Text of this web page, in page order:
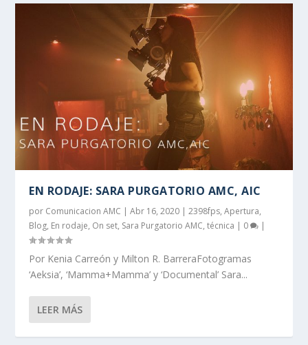
EN RODAJE: SARA PURGATORIO AMC, AIC
por Comunicacion AMC |Abr 16, 2020 |2398fps,Apertura,
Blog, En rodaje, On set, Sara Purgatorio AMC,técnica | 0 |
Por Kenia Carreón y Milton R. BarreraFotogramas
‘Aeksia’, ‘Mamma+Mamma’ y ‘Documental’ Sara...
LEER MÁS